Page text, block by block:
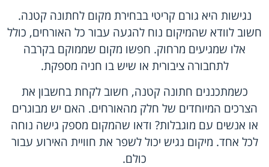
נגישות היא גורם קריטי בבחירת מקום לחתונה קטנה.
חשוב לוודא שהמיקום נוח להגעה עבור כל האורחים, כולל
אלו שמגיעים מרחוק. חפשו מקום שממוקם בקרבה
לתחבורה ציבורית או שיש בו חניה מספקת.
כשמתכננים חתונה קטנה, חשוב לקחת בחשבון את
הצרכים המיוחדים של חלק מהאורחים. האם יש מבוגרים
או אנשים עם מוגבלות? ודאו שהמקום מספק גישה נוחה
לכל אחד. מיקום נגיש יכול לשפר את חוויית האירוע עבור
כולם.